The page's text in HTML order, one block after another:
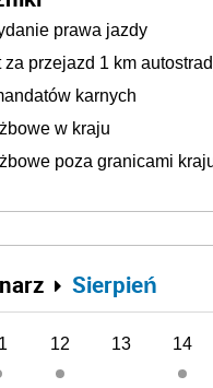
prawa jazdy
za przejazd 1 km
karnych
w kraju
poza granicami
Sierpień
12 13 14